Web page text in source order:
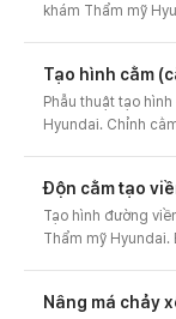
khám Thẩm mỹ
Tạo hình cằm
Phẫu thuật tạo
Hyundai. Chỉnh
Độn cằm tạo
Tạo hình đường
Thẩm mỹ
Nâng má chảy